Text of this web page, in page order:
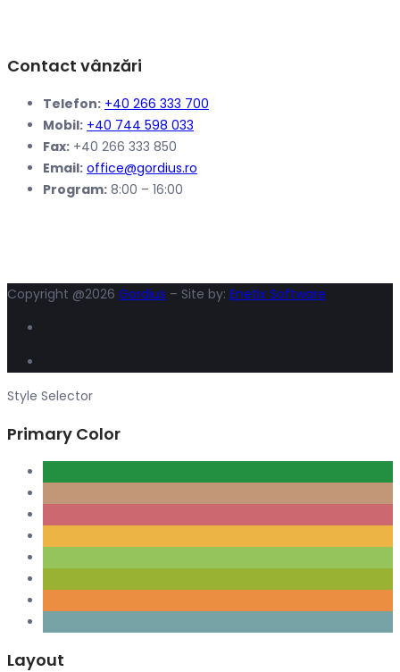
Contact vânzări
Telefon: +40 266 333 700
Mobil: +40 744 598 033
Fax: +40 266 333 850
Email: office@gordius.ro
Program: 8:00 – 16:00
Copyright @2026 Gordius – Site by: Enetix Software
Style Selector
Primary Color
Layout